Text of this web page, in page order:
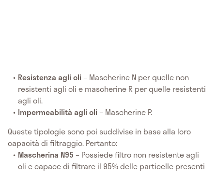
Resistenza agli oli– Mascherine N per quelle non
resistenti agli oli e mascherine R per quelle resistenti
agli oli.
Impermeabilità agli oli– Mascherine P.
Queste tipologie sono poi suddivise in base alla loro
capacità di filtraggio. Pertanto:
Mascherina N95– Possiede filtro non resistente agli
oli e capace di filtrare il 95% delle particelle presenti